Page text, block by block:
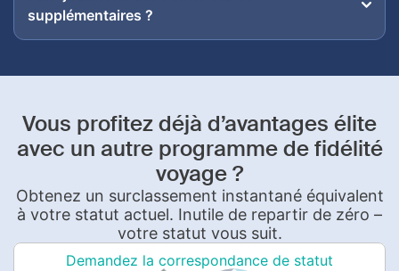
supplémentaires ?
Vous profitez déjà d’avantages élite
avec un autre programme de fidélité
voyage ?
Obtenez un surclassement instantané équivalent
à votre statut actuel. Inutile de repartir de zéro –
votre statut vous suit.
Demandez la correspondance de statut